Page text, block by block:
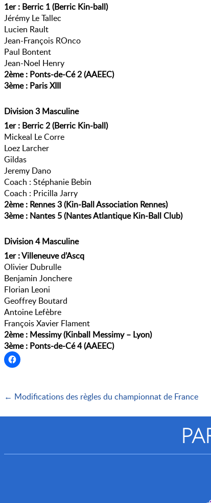
1er : Berric 1 (Berric Kin-ball)
Jérémy Le Tallec
Lucien Rault
Jean-François ROnco
Paul Bontent
Jean-Noel Henry
2ème : Ponts-de-Cé 2 (AAEEC)
3ème : Paris XIII
Division 3 Masculine
1er : Berric 2 (Berric Kin-ball)
Mickeal Le Corre
Loez Larcher
Gildas
Jeremy Dano
Coach : Stéphanie Bebin
Coach : Pricilla Jarry
2ème : Rennes 3 (Kin-Ball Association Rennes)
3ème : Nantes 5 (Nantes Atlantique Kin-Ball Club)
Division 4 Masculine
1er : Villeneuve d’Ascq
Olivier Dubrulle
Benjamin Jonchere
Florian Leoni
Geoffrey Boutard
Antoine Lefèbre
François Xavier Flament
2ème : Messimy (Kinball Messimy – Lyon)
3ème : Ponts-de-Cé 4 (AAEEC)
← Modifications des règles du championnat de France